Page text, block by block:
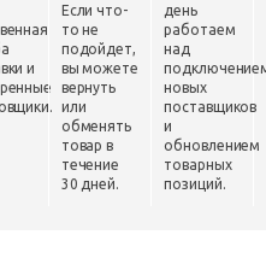
и
Если что-
то не
подойдет,
вы можете
вернуть
или
обменять
товар в
течение
30 дней.
день
работаем
над
новых
поставщиков
и
обновлением
товарных
позиций.